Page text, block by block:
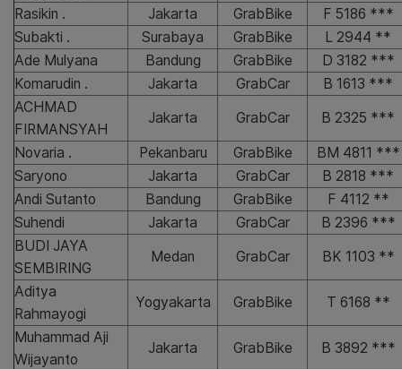
Rasikin . Jakarta GrabBike
F 5186 ***
Subakti .
Surabaya GrabBike
L 2944 **
Ade Mulyana
Bandung GrabBike
D 3182 ***
Komarudin .
Jakarta GrabCar
B 1613 ***
ACHMAD
FIRMANSYAH
Jakarta GrabCar B 2325 ***
Novaria . Pekanbaru GrabBike
BM 4811 ***
Saryono
Jakarta GrabCar
B 2818 ***
Andi Sutanto
Bandung GrabBike
F 4112 **
Suhendi
Jakarta GrabCar
B 2396 ***
BUDI JAYA
SEMBIRING
Medan GrabCar BK 1103 **
Aditya
Rahmayogi
Yogyakarta GrabBike T 6168 **
Muhammad Aji
Wijayanto
Jakarta GrabBike B 3892 ***